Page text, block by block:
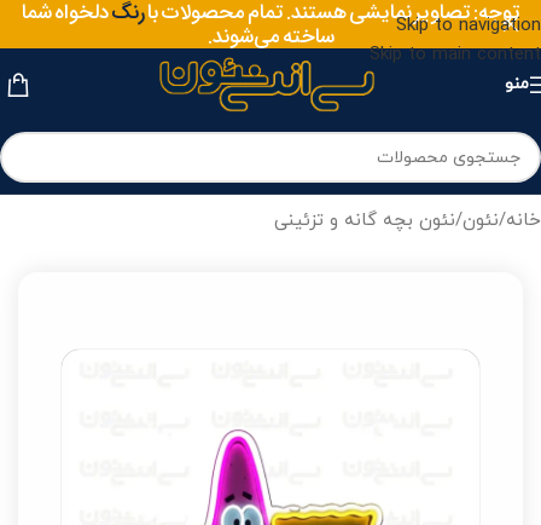
Skip to navigation
Skip to main content
توجه: تصاویر نمایشی هستند. تمام محصولات با رنگ
متریالدلخواه شما
ساخته می‌شوند.
منو
خانه/نئون/نئون بچه گانه و تزئینی